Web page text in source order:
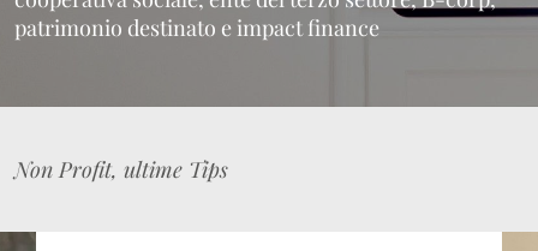
patrimonio destinato e impact finance
Non Profit, ultime Tips